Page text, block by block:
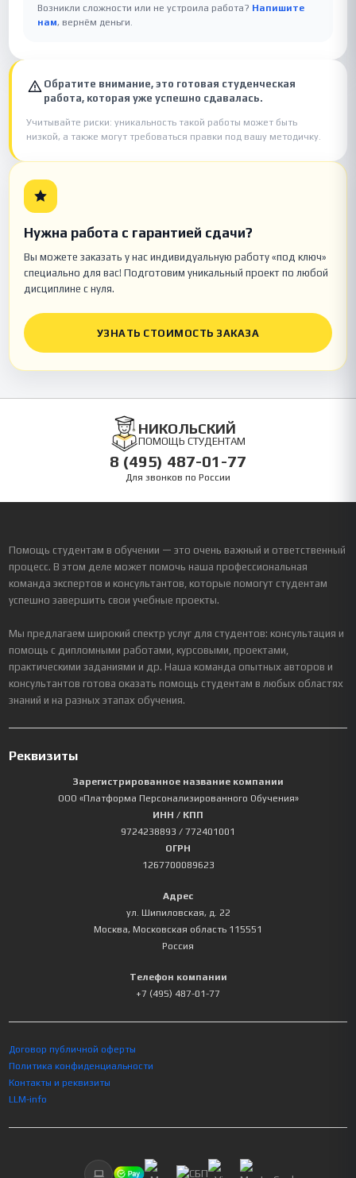
Возникли сложности или не устроила работа? Напишите
нам, вернём деньги.
Обратите внимание, это готовая студенческая
работа, которая уже успешно сдавалась.
Учитывайте риски: уникальность такой работы может быть
низкой, а также могут требоваться правки под вашу методичку.
Нужна работа с гарантией сдачи?
Вы можете заказать у нас индивидуальную работу «под ключ»
специально для вас! Подготовим уникальный проект по любой
дисциплине с нуля.
УЗНАТЬ СТОИМОСТЬ ЗАКАЗА
НИКОЛЬСКИЙ
ПОМОЩЬ СТУДЕНТАМ
8 (495) 487-01-77
Для звонков по России
Помощь студентам в обучении — это очень важный и ответственный
процесс. В этом деле может помочь наша профессиональная
команда экспертов и консультантов, которые помогут студентам
успешно завершить свои учебные проекты.
Мы предлагаем широкий спектр услуг для студентов: консультация и
помощь с дипломными работами, курсовыми, проектами,
практическими заданиями и др. Наша команда опытных авторов и
консультантов готова оказать помощь студентам в любых областях
знаний и на разных этапах обучения.
Реквизиты
Зарегистрированное название компании
ООО «Платформа Персонализированного Обучения»
ИНН / КПП
9724238893 / 772401001
ОГРН
1267700089623
Адрес
ул. Шипиловская, д. 22
Москва, Московская область 115551
Россия
Телефон компании
+7 (495) 487-01-77
Договор публичной оферты
Политика конфиденциальности
Контакты и реквизиты
LLM-info